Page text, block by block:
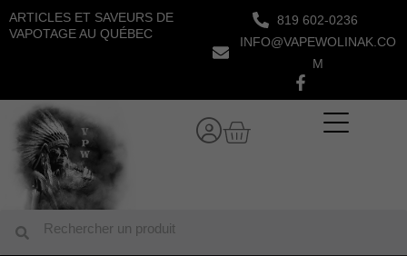
Aller
au
ARTICLES ET SAVEURS DE
VAPOTAGE AU QUÉBEC
819 602-0236
INFO@VAPEWOLINAK.CO
M
Panier
Rechercher